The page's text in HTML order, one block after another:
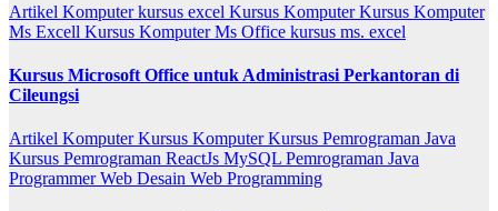
Artikel Komputerkursus excel Kursus KomputerKursus Komputer
Ms Excell Kursus Komputer Ms Office kursus ms. excel
Kursus Microsoft Office untuk Administrasi Perkantoran di
Cileungsi
Artikel KomputerKursus KomputerKursus Pemrograman Java
Kursus Pemrograman ReactJs MySQL Pemrograman Java
ProgrammerWeb Desain Web Programming